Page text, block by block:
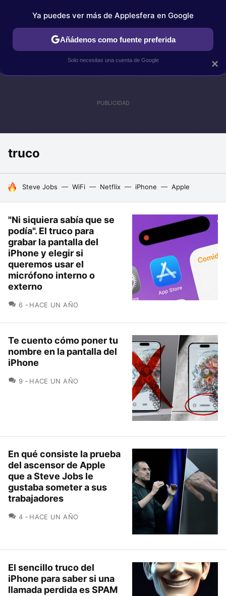
IPHONE TUTORIALES APPLESFERA SELECCIÓN
truco
HOY SE HABLA DE
Steve Jobs WiFi Netflix iPhone Apple
"Ni siquiera sabía que se
podía". El truco para
grabar la pantalla del
iPhone y elegir si
queremos usar el
micrófono interno o
externo
6 COMENTARIOS
HACE UN AÑO
Te cuento cómo poner tu
nombre en la pantalla del
iPhone
9 COMENTARIOS
HACE UN AÑO
En qué consiste la prueba
del ascensor de Apple
que a Steve Jobs le
gustaba someter a sus
trabajadores
4 COMENTARIOS
HACE UN AÑO
El sencillo truco del
iPhone para saber si una
llamada perdida es SPAM
×
Ya puedes ver más de Applesfera en Google
Añádenos como fuente preferida
Solo necesitas una cuenta de Google